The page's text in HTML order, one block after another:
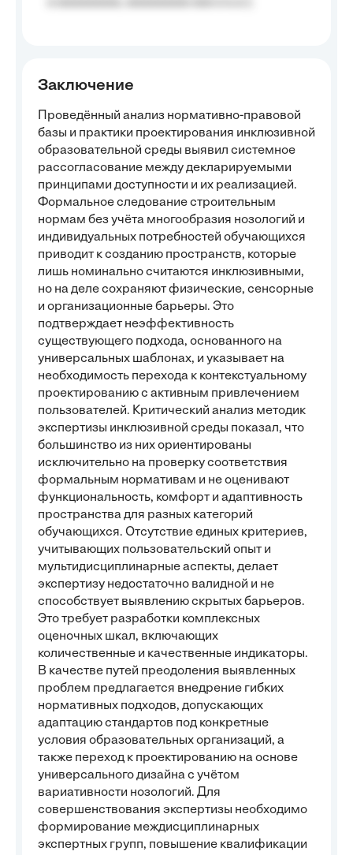
Заключение
Проведённый анализ нормативно-правовой
базы и практики проектирования инклюзивной
образовательной среды выявил системное
рассогласование между декларируемыми
принципами доступности и их реализацией.
Формальное следование строительным
нормам без учёта многообразия нозологий и
индивидуальных потребностей обучающихся
приводит к созданию пространств, которые
лишь номинально считаются инклюзивными,
но на деле сохраняют физические, сенсорные
и организационные барьеры. Это
подтверждает неэффективность
существующего подхода, основанного на
универсальных шаблонах, и указывает на
необходимость перехода к контекстуальному
проектированию с активным привлечением
пользователей. Критический анализ методик
экспертизы инклюзивной среды показал, что
большинство из них ориентированы
исключительно на проверку соответствия
формальным нормативам и не оценивают
функциональность, комфорт и адаптивность
пространства для разных категорий
обучающихся. Отсутствие единых критериев,
учитывающих пользовательский опыт и
мультидисциплинарные аспекты, делает
экспертизу недостаточно валидной и не
способствует выявлению скрытых барьеров.
Это требует разработки комплексных
оценочных шкал, включающих
количественные и качественные индикаторы.
В качестве путей преодоления выявленных
проблем предлагается внедрение гибких
нормативных подходов, допускающих
адаптацию стандартов под конкретные
условия образовательных организаций, а
также переход к проектированию на основе
универсального дизайна с учётом
вариативности нозологий. Для
совершенствования экспертизы необходимо
формирование междисциплинарных
экспертных групп, повышение квалификации